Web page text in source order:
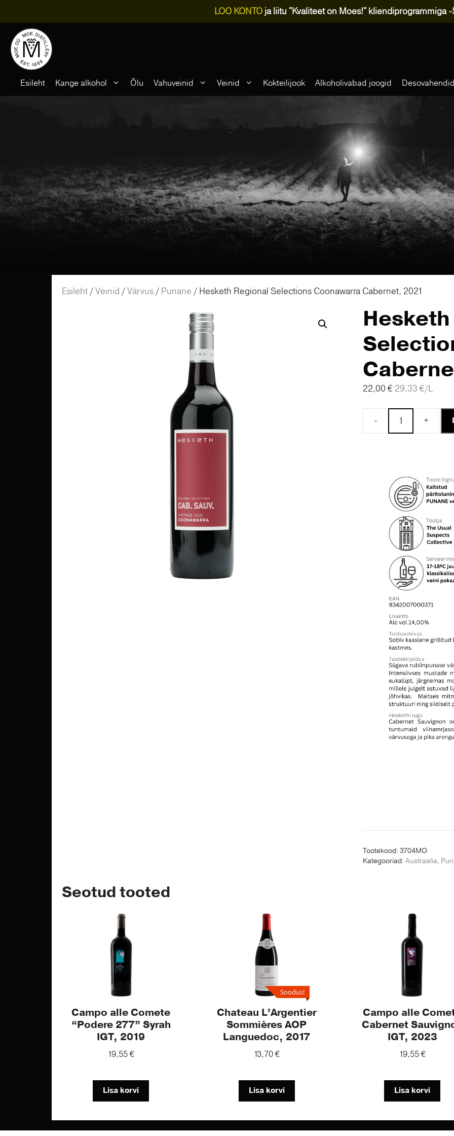
LOO KONTOja liitu "Kvaliteet on Moes!" kliendiprogrammiga -
content
Esileht Kange alkohol Õlu Vahuveinid Veinid Kokteilijook Alkoholivabad joogid
Esileht /Veinid /Värvus / Punane / Hesketh Regional Selections Coonawarra Cabernet, 2021
22,00€ 29,33 €/L
-
Cabernet,
+
Tootekood: 3704MO
Kategooriad: Austraalia,
Seotud tooted
Campo alle Comete
“Podere 277” Syrah
IGT, 2019
19,55€
Lisa korvi
Soodus!
Chateau L’Argentier
Sommières AOP
Languedoc, 2017
13,70€
Lisa korvi
Campo alle
Cabernet
IGT, 2023
19,55€
Lisa korvi